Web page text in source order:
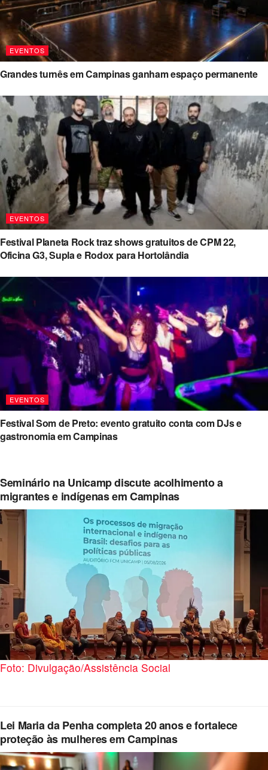
EVENTOS
Grandes turnês em Campinas ganham espaço permanente
EVENTOS
Festival Planeta Rock traz shows gratuitos de CPM 22,
Oficina G3, Supla e Rodox para Hortolândia
EVENTOS
Festival Som de Preto: evento gratuito conta com DJs e
gastronomia em Campinas
Seminário na Unicamp discute acolhimento a
migrantes e indígenas em Campinas
Foto: Divulgação/Assistência Social
Lei Maria da Penha completa 20 anos e fortalece
proteção às mulheres em Campinas